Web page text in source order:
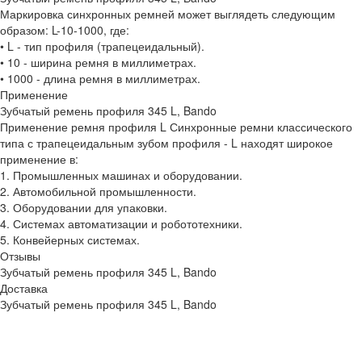
Маркировка синхронных ремней может выглядеть следующим
образом: L-10-1000, где:
• L - тип профиля (трапецеидальный).
• 10 - ширина ремня в миллиметрах.
• 1000 - длина ремня в миллиметрах.
Применение
Зубчатый ремень профиля 345 L, Bando
Применение ремня профиля L Синхронные ремни классического
типа с трапецеидальным зубом профиля - L находят широкое
применение в:
1. Промышленных машинах и оборудовании.
2. Автомобильной промышленности.
3. Оборудовании для упаковки.
4. Системах автоматизации и робототехники.
5. Конвейерных системах.
Отзывы
Зубчатый ремень профиля 345 L, Bando
Доставка
Зубчатый ремень профиля 345 L, Bando